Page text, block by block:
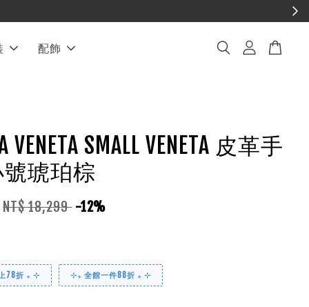
配飾
VENETA SMALL VENETA 皮革手
琥珀棕
NT$ 18,299 -12%
78折 ₊ ⊹ ⊹₊ 全館一件88折 ₊ ⊹